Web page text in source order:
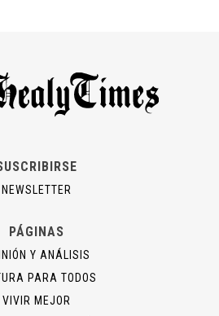
NEWSLETTER
PÁGINAS
Y ANÁLISIS
PARA TODOS
VIVIR MEJOR